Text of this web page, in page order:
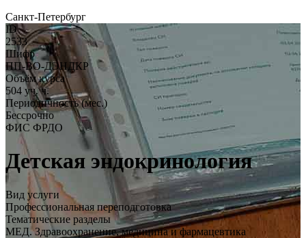
Санкт-Петербург
ID
2533
Шифр
ПП-ВО-ДЭНДКР
Объём курса
504 уч. ч.
Периодичность (мес.)
Бессрочно
ФИС ФРДО
Детская эндокринология
Вид услуги
Профессиональная переподготовка
Тематические разделы
МЕД. Здравоохранение, медицина и фармацевтика